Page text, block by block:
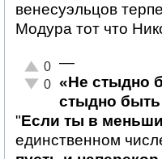
венесуэльцов
Модура тот что
Отлично!
0
Неадекватно!
0
—
«Не стыдно
стыдно быть
"Если ты в
единственном